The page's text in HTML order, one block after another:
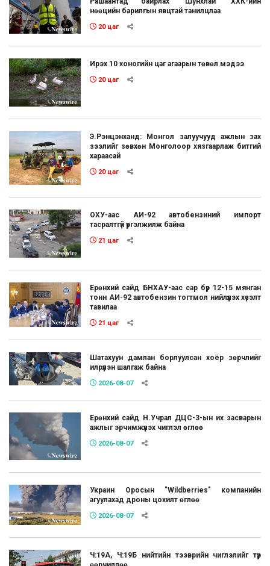
нөөцийн барилгын явцтай танилцлаа
20 цаг
Ирэх 10 хоногийн цаг агаарын төвөл мэдээ
20 цаг
Э.Рэнцэнханд: Монгол залуучууд ажлын зах
зээлийг зөвхөн Монголоор хязгаарлаж битгий
хараасай
20 цаг
ОХУ-аас АИ-92 автобензиний импорт
тасралтгүй үргэлжилж байна
21 цаг
Ерөнхий сайд БНХАУ-аас сар бүр 12-15 мянган
тонн АИ-92 автобензин тогтмол нийлүүлэх хүсэлт
тавилаа
21 цаг
Шатахуун дамлан борлуулсан хоёр зөрчлийг
илрүүлэн шалгаж байна
2026-08-07
Ерөнхий сайд Н.Учрал ДЦС-3-ын их засварын
ажлыг эрчимжүүлэх чиглэл өглөө
2026-08-07
Украин Оросын "Wildberries" компанийн
агуулахад дроны цохилт өглөө
2026-08-07
Ч:19А, Ч:19Б нийтийн тээврийн чиглэлийг түр